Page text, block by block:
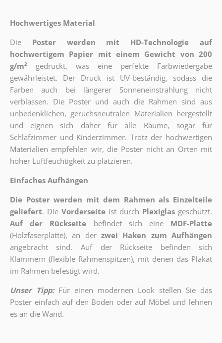
Hochwertiges Material
Die
Poster werden mit HD-Technologie auf
hochwertigem Papier mit einem Gewicht von 200
g/m²
gedruckt, was eine perfekte Farbwiedergabe
gewährleistet. Der Druck ist UV-beständig, sodass die
Farben auch bei längerer Sonneneinstrahlung nicht
verblassen. Die Poster und auch die Rahmen sind aus
unbedenklichen, geruchsneutralen Materialien hergestellt
und eignen sich daher für alle Räume, sogar für
Schlafzimmer und Kinderzimmer. Trotz der hochwertigen
Materialien empfehlen wir, die Poster nicht an Orten mit
hoher Luftfeuchtigkeit zu platzieren.
Einfaches Aufhängen
Die Poster werden mit dem Rahmen als Einzelteile
geliefert. Die Vorderseite ist durch Plexiglas geschützt.
Auf der Rückseite
befindet sich eine
MDF-Platte
(Holzfaserplatte), an der zwei Haken zum Aufhängen
angebracht sind.
Auf der Rückseite befinden sich
Klammern (flexible Rahmenspitzen), mit denen das Plakat
im Rahmen befestigt wird.
Unser Tipp: Für einen modernen Look stellen Sie das
Poster einfach auf den Boden oder auf Möbel und lehnen
es an die Wand.